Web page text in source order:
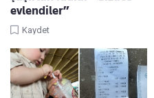
evlendiler”
Kaydet